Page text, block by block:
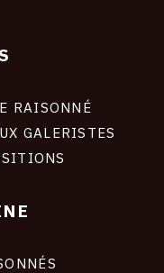
RAISONNÉ
GALERISTES